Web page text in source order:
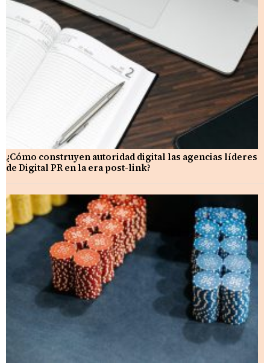
¿Cómo construyen autoridad digital las agencias líderes
de Digital PR en la era post-link?